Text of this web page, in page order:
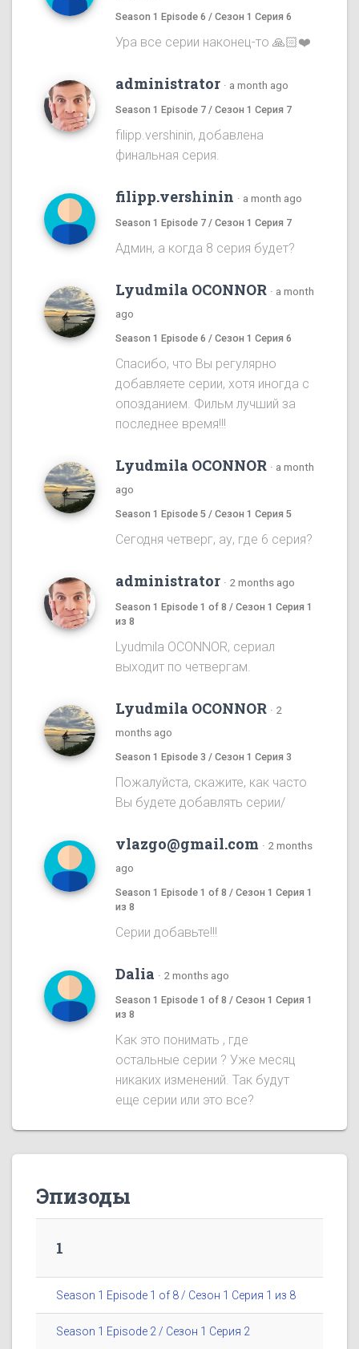
Season 1 Episode 6 / Сезон 1 Серия 6
Ура все серии наконец-то 🙏🏻❤️
administrator · a month ago
Season 1 Episode 7 / Сезон 1 Серия 7
filipp.vershinin, добавлена
финальная серия.
filipp.vershinin · a month ago
Season 1 Episode 7 / Сезон 1 Серия 7
Админ, а когда 8 серия будет?
Lyudmila OCONNOR · a month
ago
Season 1 Episode 6 / Сезон 1 Серия 6
Спасибо, что Вы регулярно
добавляете серии, хотя иногда с
опозданием. Фильм лучший за
последнее время!!!
Lyudmila OCONNOR · a month
ago
Season 1 Episode 5 / Сезон 1 Серия 5
Сегодня четверг, ау, где 6 серия?
administrator · 2 months ago
Season 1 Episode 1 of 8 / Сезон 1 Серия 1
из 8
Lyudmila OCONNOR, сериал
выходит по четвергам.
Lyudmila OCONNOR · 2
months ago
Season 1 Episode 3 / Сезон 1 Серия 3
Пожалуйста, скажите, как часто
Вы будете добавлять серии/
vlazgo@gmail.com · 2 months
ago
Season 1 Episode 1 of 8 / Сезон 1 Серия 1
из 8
Серии добавьте!!!
Dalia · 2 months ago
Season 1 Episode 1 of 8 / Сезон 1 Серия 1
из 8
Как это понимать , где
остальные серии ? Уже месяц
никаких изменений. Так будут
еще серии или это все?
Эпизоды
1
Season 1 Episode 1 of 8 / Сезон 1 Серия 1 из 8
Season 1 Episode 2 / Сезон 1 Серия 2